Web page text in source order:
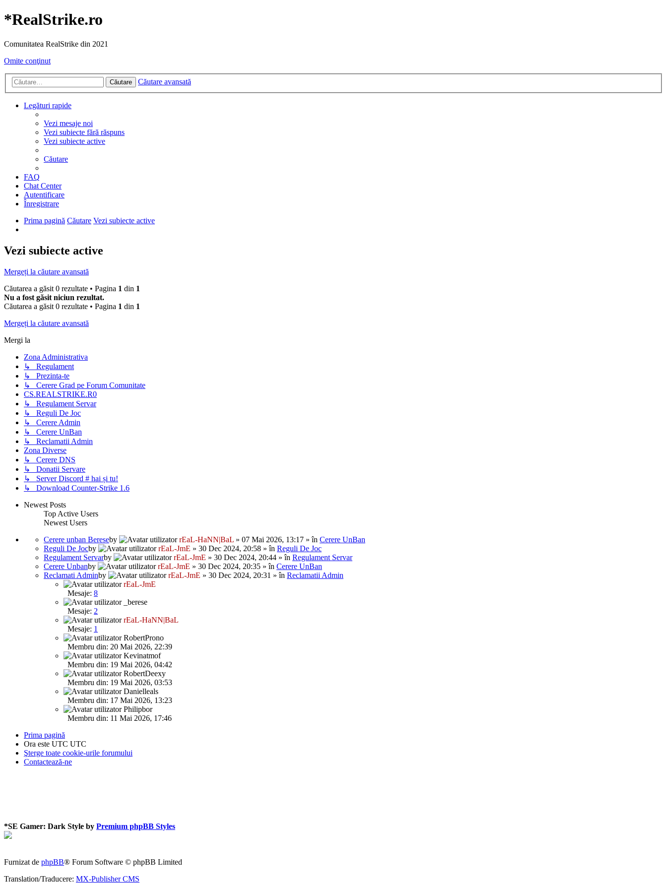
*RealStrike.ro
Comunitatea RealStrike din 2021
Omite conţinut
Căutare Căutare avansată
Legături rapide
Vezi mesaje noi
Vezi subiecte fără răspuns
Vezi subiecte active
Căutare
FAQ
Chat Center
Autentificare
Înregistrare
Prima pagină Căutare Vezi subiecte active
Vezi subiecte active
Mergeți la căutare avansată
Căutarea a găsit 0 rezultate • Pagina 1 din 1
Nu a fost găsit niciun rezultat.
Căutarea a găsit 0 rezultate • Pagina 1 din 1
Mergeți la căutare avansată
Mergi la
Zona Administrativa
↳ Regulament
↳ Prezinta-te
↳ Cerere Grad pe Forum Comunitate
CS.REALSTRIKE.R0
↳ Regulament Servar
↳ Reguli De Joc
↳ Cerere Admin
↳ Cerere UnBan
↳ Reclamatii Admin
Zona Diverse
↳ Cerere DNS
↳ Donatii Servare
↳ Server Discord # hai și tu!
↳ Download Counter-Strike 1.6
Newest Posts
Top Active Users
Newest Users
Cerere unban Bereseby rEaL-HaNN|BaL » 07 Mai 2026, 13:17 » în Cerere UnBan
Reguli De Jocby rEaL-JmE » 30 Dec 2024, 20:58 » în Reguli De Joc
Regulament Servarby rEaL-JmE » 30 Dec 2024, 20:44 » în Regulament Servar
Cerere Unbanby rEaL-JmE » 30 Dec 2024, 20:35 » în Cerere UnBan
Reclamati Adminby rEaL-JmE » 30 Dec 2024, 20:31 » în Reclamatii Admin
rEaL-JmE
Mesaje: 8
_berese
Mesaje: 2
rEaL-HaNN|BaL
Mesaje: 1
RobertProno
Membru din: 20 Mai 2026, 22:39
Kevinatmof
Membru din: 19 Mai 2026, 04:42
RobertDeexy
Membru din: 19 Mai 2026, 03:53
Danielleals
Membru din: 17 Mai 2026, 13:23
Philipbor
Membru din: 11 Mai 2026, 17:46
Prima pagină
Ora este UTC UTC
Şterge toate cookie-urile forumului
Contactează-ne
*SE Gamer: Dark Style by Premium phpBB Styles
Furnizat de phpBB® Forum Software © phpBB Limited
Translation/Traducere: MX-Publisher CMS